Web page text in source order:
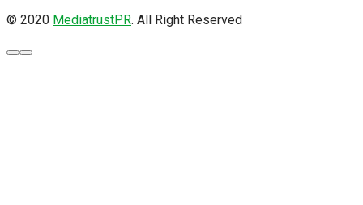
© 2020 MediatrustPR. All Right Reserved